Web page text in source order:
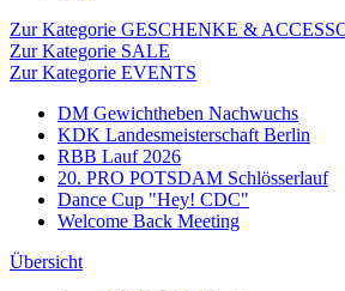
Zur Kategorie GESCHENKE &
Zur Kategorie SALE
Zur Kategorie EVENTS
DM Gewichtheben Nachwuchs
KDK Landesmeisterschaft Berlin
RBB Lauf 2026
20. PRO POTSDAM Schlösserlauf
Dance Cup "Hey! CDC"
Welcome Back Meeting
Übersicht